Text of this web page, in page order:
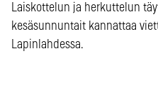
Laiskottelun ja herkuttelun
kesäsunnuntait kannattaa
Lapinlahdessa.